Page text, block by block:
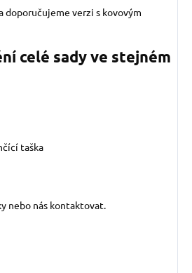
doporučujeme verzi s kovovým
celé sady ve stejném
taška
nebo nás kontaktovat.